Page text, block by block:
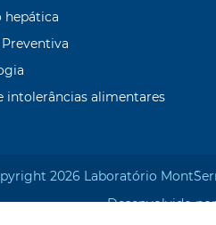
hepática
intolerâncias alimentares
2026 Laboratório
Desenvolvido